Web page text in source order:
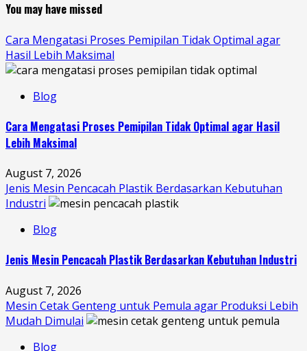
You may have missed
Cara Mengatasi Proses Pemipilan Tidak Optimal agar
Hasil Lebih Maksimal
Blog
Cara Mengatasi Proses Pemipilan Tidak Optimal agar Hasil
Lebih Maksimal
August 7, 2026
Jenis Mesin Pencacah Plastik Berdasarkan Kebutuhan
Industri
Blog
Jenis Mesin Pencacah Plastik Berdasarkan Kebutuhan Industri
August 7, 2026
Mesin Cetak Genteng untuk Pemula agar Produksi Lebih
Mudah Dimulai
Blog